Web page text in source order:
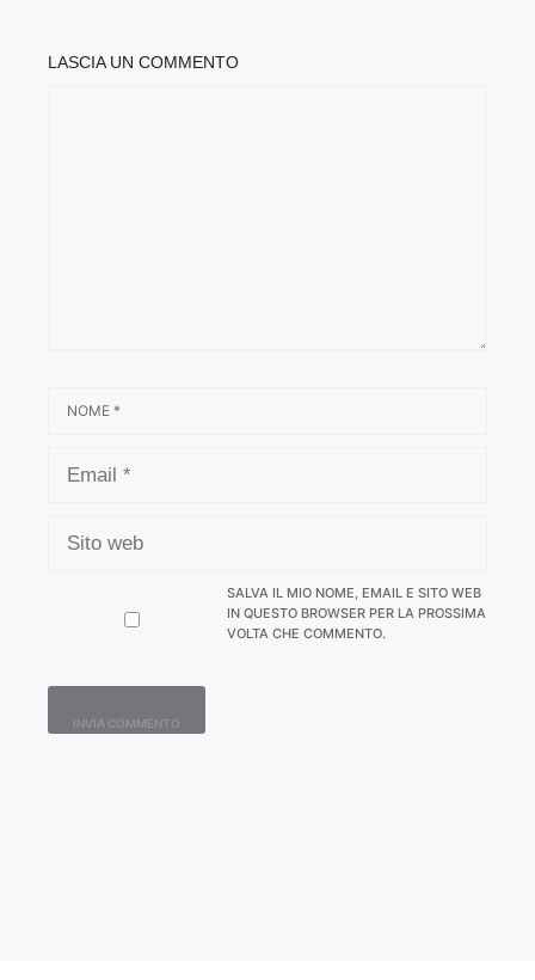
LASCIA UN COMMENTO
WEB
SALVA IL MIO NOME, EMAIL E SITO WEB
IN QUESTO BROWSER PER LA PROSSIMA
VOLTA CHE COMMENTO.